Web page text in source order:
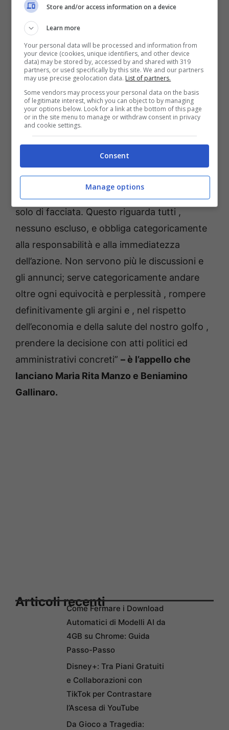
Stendardo e il promontorio del Monte
d’Argento”.
Siamo sempre più preoccupati per la salute
del nostro mare e per le ricadute che il suo
inquinamento produce sul piano
dell’equilibrio dell’ecosistema marino.
c’è la possibilità di una risoluzione definitiva
richiede passi in avanti decisi e non si posso
ulteriormente tollerare posizioni ambigue o
solo di facciata. Questo riguarda tutti ,
nessuno escluso, e obbliga categoricamente
alla responsabilità e alla immediatezza
dell’azione. Non servono più le discussioni e
gli annunci; serve categoricamente andare
oltre ogni equivocità e perplessità , rompere
definitivamente gli argini e , nel rispetto
dell’economia e della salute del nostro golfo ,
prendere la decisione con atti politici ed
amministrativi concreti” – è l’appello che
lanciano Maria Rita Manzo e Beniamino
Gallinaro.
Articoli recentiCome Fermare i Download
Automatici di Modelli AI da
4GB su Chrome: Guida
Passo-Passo
Disney+: Tra Piani Gratuiti
e Collaborazioni con
TikTok per Contrastare
l’Ascesa di YouTube
Da Gioco a Tragedia:
Store and/or access information on a device
Learn more
Your personal data will be processed and information from
your device (cookies, unique identifiers, and other device
data) may be stored by, accessed by and shared with 319
partners, or used specifically by this site. We and our partners
may use precise geolocation data. List of partners.
Some vendors may process your personal data on the basis
of legitimate interest, which you can object to by managing
your options below. Look for a link at the bottom of this page
or in the site menu to manage or withdraw consent in privacy
and cookie settings.
Consent
Manage options